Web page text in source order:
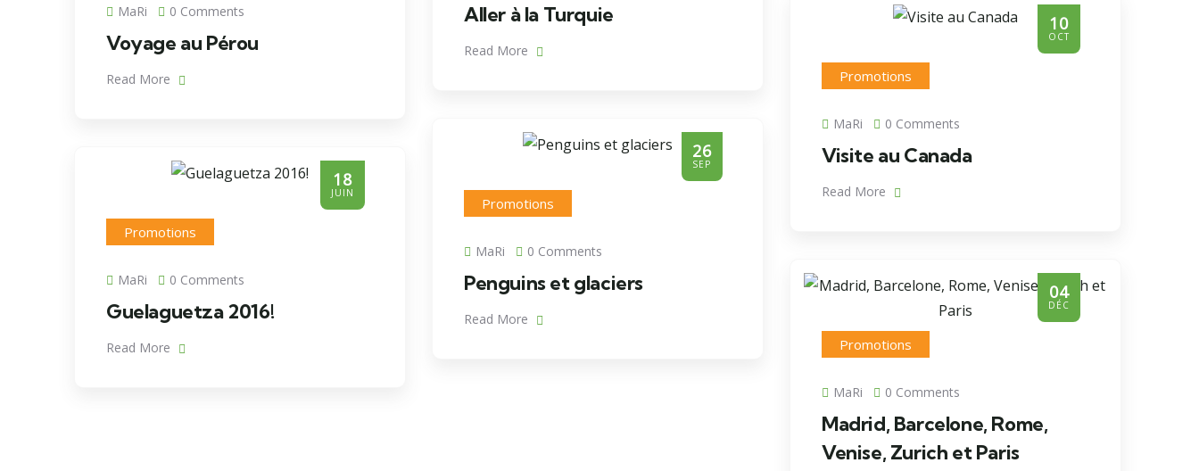
Aller à la Turquie
Read More
MaRi 0 Comments
Voyage au Pérou
Read More
10
OCT
Promotions
MaRi 0 Comments
Visite au Canada
Read More
26
SEP
Promotions
MaRi 0 Comments
Penguins et glaciers
Read More
18
JUIN
Promotions
MaRi 0 Comments
Guelaguetza 2016!
Read More
04
DÉC
Promotions
MaRi 0 Comments
Madrid, Barcelone, Rome,
Venise, Zurich et Paris